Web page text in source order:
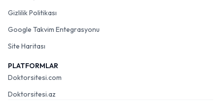
Gizlilik Politikası
Google Takvim Entegrasyonu
Site Haritası
PLATFORMLAR
Doktorsitesi.com
Doktorsitesi.az